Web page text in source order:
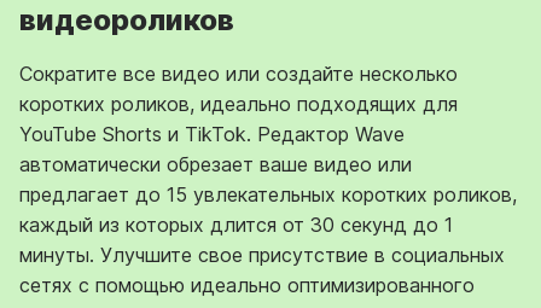
видеороликов
Сократите все видео или создайте несколько
коротких роликов, идеально подходящих для
YouTube Shorts и TikTok. Редактор Wave
автоматически обрезает ваше видео или
предлагает до 15 увлекательных коротких роликов,
каждый из которых длится от 30 секунд до 1
минуты. Улучшите свое присутствие в социальных
сетях с помощью идеально оптимизированного